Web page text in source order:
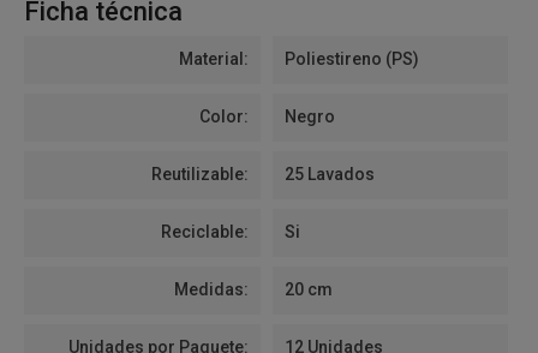
Ficha técnica
Material: Poliestireno (PS)
Color: Negro
Reutilizable: 25 Lavados
Reciclable: Si
Medidas: 20 cm
Unidades por Paquete: 12 Unidades